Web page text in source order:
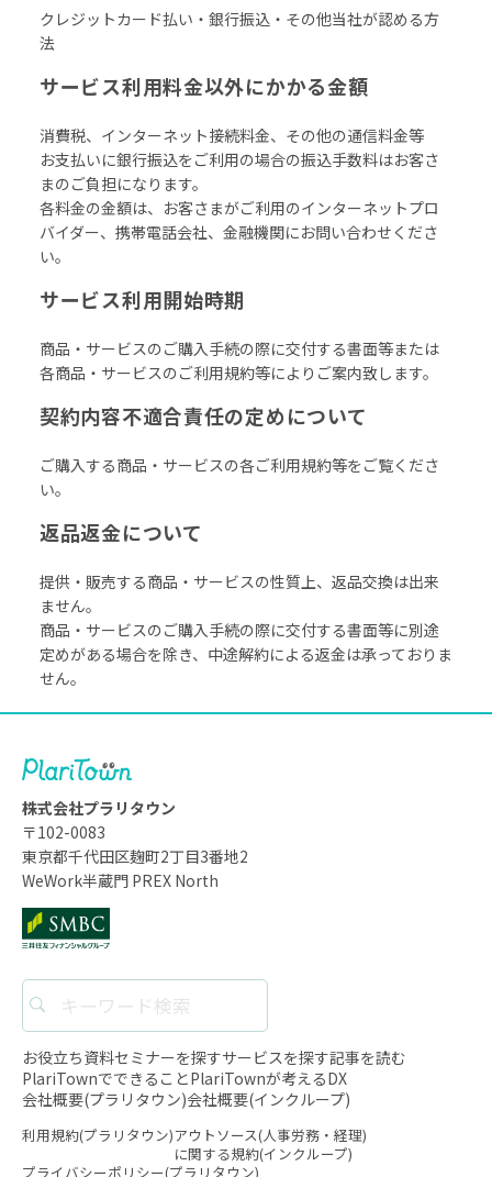
クレジットカード払い・銀行振込・その他当社が認める方
法
サービス利用料金以外にかかる金額
消費税、インターネット接続料金、その他の通信料金等
お支払いに銀行振込をご利用の場合の振込手数料はお客さ
まのご負担になります。
各料金の金額は、お客さまがご利用のインターネットプロ
バイダー、携帯電話会社、金融機関にお問い合わせくださ
い。
サービス利用開始時期
商品・サービスのご購入手続の際に交付する書面等または
各商品・サービスのご利用規約等によりご案内致します。
契約内容不適合責任の定めについて
ご購入する商品・サービスの各ご利用規約等をご覧くださ
い。
返品返金について
提供・販売する商品・サービスの性質上、返品交換は出来
ません。
商品・サービスのご購入手続の際に交付する書面等に別途
定めがある場合を除き、中途解約による返金は承っておりま
せん。
株式会社プラリタウン
〒102-0083
東京都千代田区麹町2丁目3番地2
WeWork半蔵門 PREX North
お役立ち資料セミナーを探すサービスを探す記事を読む
PlariTownでできることPlariTownが考えるDX
会社概要(プラリタウン)会社概要(インクループ)
利用規約(プラリタウン)アウトソース(人事労務・経理)
に関する規約(インクループ)
プライバシーポリシー(プラリタウン)